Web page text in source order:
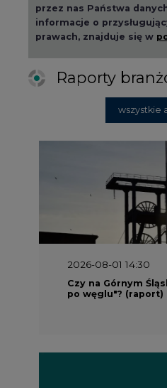
przez nas Państwa
informacje o
prawach, znajduje się w
Raporty
wszystkie
2026-08-01 14:30
Czy na Górnym
po węglu"? (raport)